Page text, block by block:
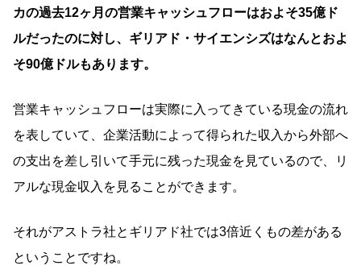
カの過去12ヶ月の営業キャッシュフローはおよそ35億ド
ルだったのに対し、ギリアド・サイエンシズはなんとおよ
そ90億ドルもあります。
営業キャッシュフローは実際に入ってきている現金の流れ
を表していて、企業活動によって得られた収入から外部へ
の支出を差し引いて手元に残った現金を見ているので、リ
アルな現金収入を見ることができます。
それがアストラ社とギリアド社では3倍近くもの差がある
ということですね。